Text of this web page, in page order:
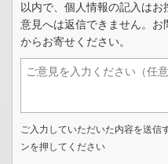
以内で、個人情報の記入は
意見へは返信できません。お
からお寄せください。
ご入力していただいた内容を送信
ンを押してください